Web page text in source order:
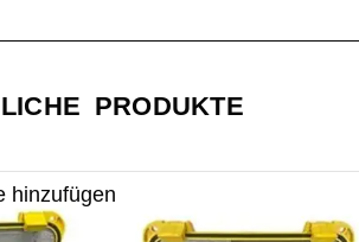
PRODUKTE
hinzufügen